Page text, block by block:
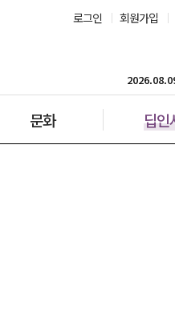
로그인 회원가입
문화 딥인